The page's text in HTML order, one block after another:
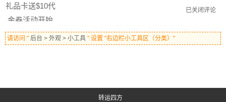
已关闭评论
请访问 " 后台 > 外观 > 小工具 " 设置 "右边栏小工具区（分类）"
转运四方